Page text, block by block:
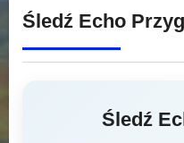
Śledź Echo
Śledź